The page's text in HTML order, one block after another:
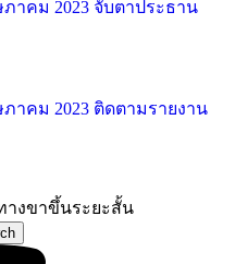
าคม 2023 จับตาประธาน
าคม 2023 ติดตามรายงาน
างขาขึ้นระยะสั้น